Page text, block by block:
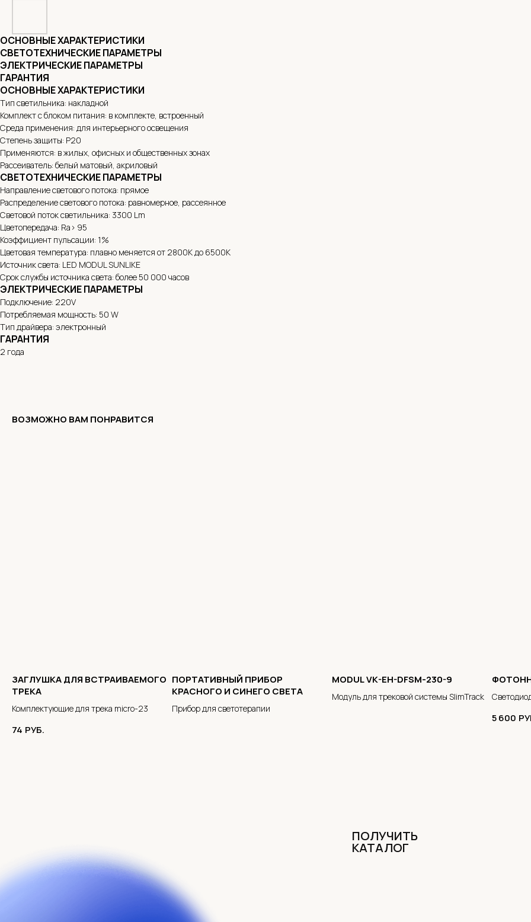
ОСНОВНЫЕ ХАРАКТЕРИСТИКИ
СВЕТОТЕХНИЧЕСКИЕ ПАРАМЕТРЫ
ЭЛЕКТРИЧЕСКИЕ ПАРАМЕТРЫ
ГАРАНТИЯ
ОСНОВНЫЕ ХАРАКТЕРИСТИКИ
Тип светильника: накладной
Комплект с блоком питания: в комплекте, встроенный
Среда применения: для интерьерного освещения
Степень защиты: P20
Применяются: в жилых, офисных и общественных зонах
Рассеиватель: белый матовый, акриловый
СВЕТОТЕХНИЧЕСКИЕ ПАРАМЕТРЫ
Направление светового потока: прямое
Распределение светового потока: равномерное, рассеянное
Световой поток светильника: 3300 Lm
Цветопередача: Ra> 95
Коэффициент пульсации: 1%
Цветовая температура: плавно меняется от 2800K до 6500K
Источник света: LED MODUL SUNLIKE
Срок службы источника света: более 50 000 часов
ЭЛЕКТРИЧЕСКИЕ ПАРАМЕТРЫ
Подключение: 220V
Потребляемая мощность: 50 W
Тип драйвера: электронный
ГАРАНТИЯ
2 года
ВОЗМОЖНО ВАМ ПОНРАВИТСЯ
ЗАГЛУШКА ДЛЯ ВСТРАИВАЕМОГО
ТРЕКА
Комплектующие для трека micro-23
74 РУБ.
ПОРТАТИВНЫЙ ПРИБОР
КРАСНОГО И СИНЕГО СВЕТА
Прибор для светотерапии
MODUL VK-EH-DFSM-230-9
Модуль для трековой системы SlimTrack
5 600
ПОЛУЧИТЬ
КАТАЛОГ